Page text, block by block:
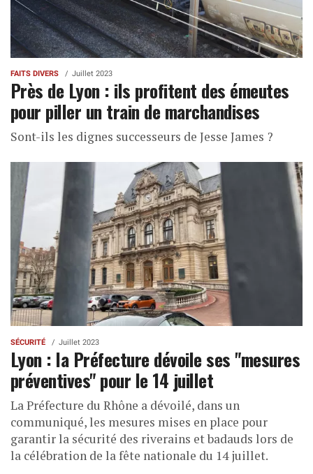
FAITS DIVERS Juillet 2023
Près de Lyon : ils profitent des émeutes
pour piller un train de marchandises
Sont-ils les dignes successeurs de Jesse James ?
SÉCURITÉ Juillet 2023
Lyon : la Préfecture dévoile ses "mesures
préventives" pour le 14 juillet
La Préfecture du Rhône a dévoilé, dans un
communiqué, les mesures mises en place pour
garantir la sécurité des riverains et badauds lors de
la célébration de la fête nationale du 14 juillet.